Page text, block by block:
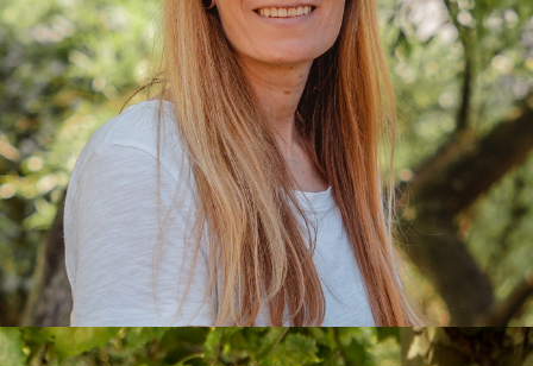
Antje
Kitaleiterin, Erzieherin, Pikler
Pädagogin und Fachwirtin für Führung
und Organisation